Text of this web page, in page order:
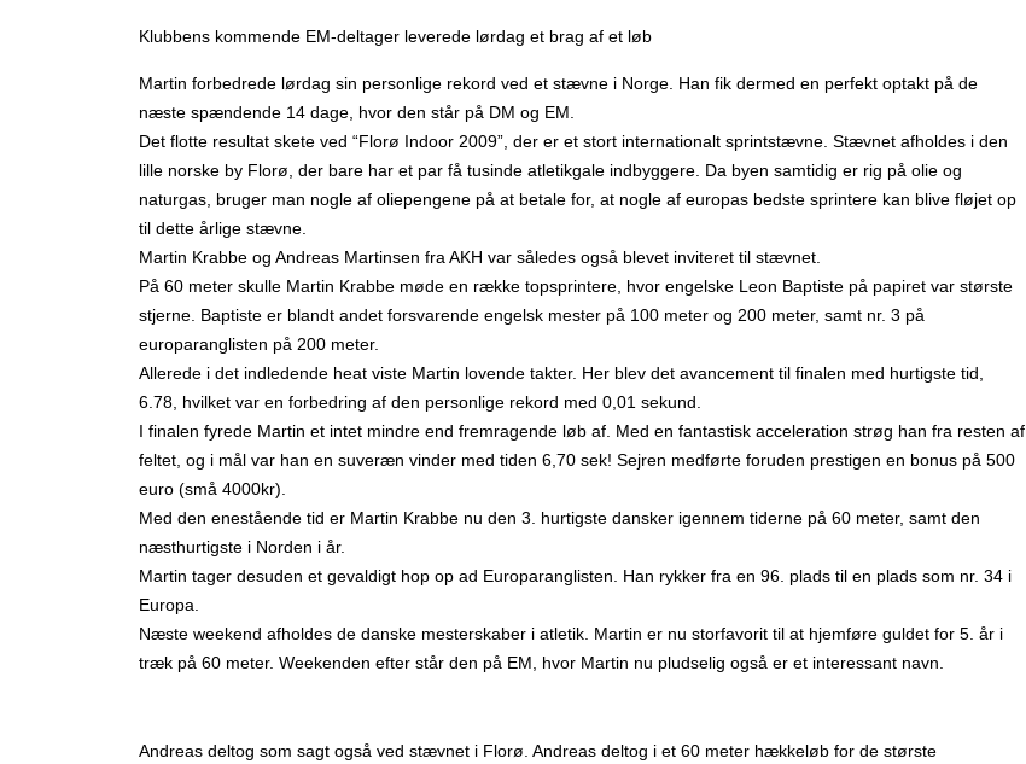
Klubbens kommende EM-deltager leverede lørdag et brag af et løb
Martin forbedrede lørdag sin personlige rekord ved et stævne i Norge. Han fik dermed en perfekt optakt på de
næste spændende 14 dage, hvor den står på DM og EM.
Det flotte resultat skete ved “Florø Indoor 2009”, der er et stort internationalt sprintstævne. Stævnet afholdes i den
lille norske by Florø, der bare har et par få tusinde atletikgale indbyggere. Da byen samtidig er rig på olie og
naturgas, bruger man nogle af oliepengene på at betale for, at nogle af europas bedste sprintere kan blive fløjet op
til dette årlige stævne.
Martin Krabbe og Andreas Martinsen fra AKH var således også blevet inviteret til stævnet.
På 60 meter skulle Martin Krabbe møde en række topsprintere, hvor engelske Leon Baptiste på papiret var største
stjerne. Baptiste er blandt andet forsvarende engelsk mester på 100 meter og 200 meter, samt nr. 3 på
europaranglisten på 200 meter.
Allerede i det indledende heat viste Martin lovende takter. Her blev det avancement til finalen med hurtigste tid,
6.78, hvilket var en forbedring af den personlige rekord med 0,01 sekund.
I finalen fyrede Martin et intet mindre end fremragende løb af. Med en fantastisk acceleration strøg han fra resten af
feltet, og i mål var han en suveræn vinder med tiden 6,70 sek! Sejren medførte foruden prestigen en bonus på 500
euro (små 4000kr).
Med den enestående tid er Martin Krabbe nu den 3. hurtigste dansker igennem tiderne på 60 meter, samt den
næsthurtigste i Norden i år.
Martin tager desuden et gevaldigt hop op ad Europaranglisten. Han rykker fra en 96. plads til en plads som nr. 34 i
Europa.
Næste weekend afholdes de danske mesterskaber i atletik. Martin er nu storfavorit til at hjemføre guldet for 5. år i
træk på 60 meter. Weekenden efter står den på EM, hvor Martin nu pludselig også er et interessant navn.
Andreas deltog som sagt også ved stævnet i Florø. Andreas deltog i et 60 meter hækkeløb for de største